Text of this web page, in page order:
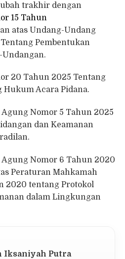
trakhir dengan
15 Tahun
atas Undang-Undang
Pembentukan
20 Tahun 2025 Tentang
Acara Pidana.
Nomor 5 Tahun 2025
dan Keamanan
Nomor 6 Tahun 2020
Peraturan Mahkamah
2020 tentang Protokol
dalam Lingkungan
Iksaniyah Putra